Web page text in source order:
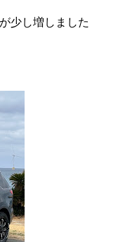
少し増しました